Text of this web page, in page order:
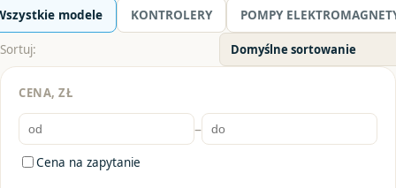
modele KONTROLERY POMPY
Sortuj:
CENA, ZŁ
–
Cena na zapytanie